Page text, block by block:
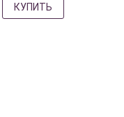
КУПИТЬ